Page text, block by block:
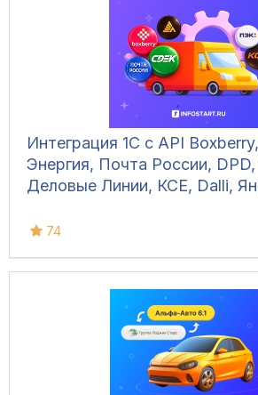
Интеграция 1С с API
Энергия, Почта России,
Деловые Линии, КСЕ, Dalli,
74